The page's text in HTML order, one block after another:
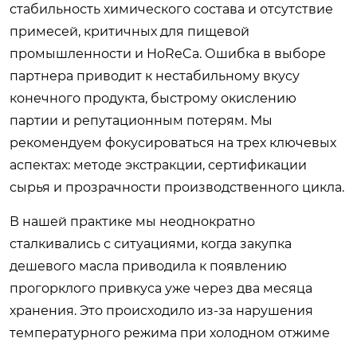
стабильность химического состава и отсутствие
примесей, критичных для пищевой
промышленности и HoReCa. Ошибка в выборе
партнера приводит к нестабильному вкусу
конечного продукта, быстрому окислению
партии и репутационным потерям. Мы
рекомендуем фокусироваться на трех ключевых
аспектах: методе экстракции, сертификации
сырья и прозрачности производственного цикла.
В нашей практике мы неоднократно
сталкивались с ситуациями, когда закупка
дешевого масла приводила к появлению
прогорклого привкуса уже через два месяца
хранения. Это происходило из-за нарушения
температурного режима при холодном отжиме